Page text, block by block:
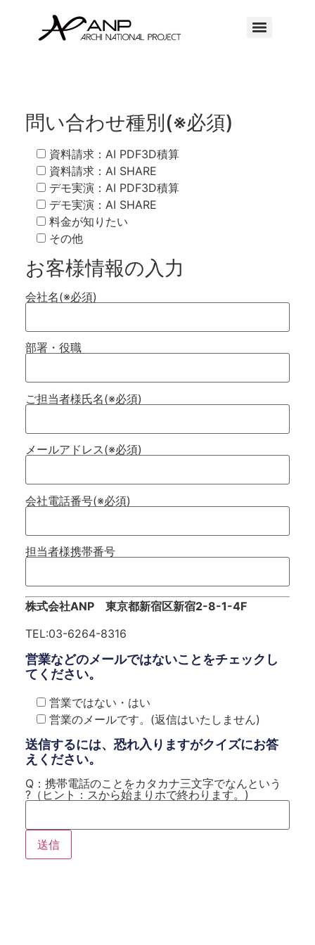
問い合わせ種別(※必須)
資料請求：AI PDF3D積算
資料請求：AI SHARE
デモ実演：AI PDF3D積算
デモ実演：AI SHARE
料金が知りたい
その他
お客様情報の入力
会社名(※必須)
部署・役職
ご担当者様氏名(※必須)
メールアドレス(※必須)
会社電話番号(※必須)
担当者様携帯番号
株式会社ANP 東京都新宿区新宿2-8-1-4F
TEL:03-6264-8316
営業などのメールではないことをチェックし
てください。
営業ではない・はい
営業のメールです。(返信はいたしません)
送信するには、恐れ入りますがクイズにお答
えください。
Q：携帯電話のことをカタカナ三文字でなんという
?（ヒント：スから始まりホで終わります。)